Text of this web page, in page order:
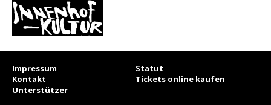
Impressum
Statut
Kontakt
Tickets online kaufen
Unterstützer